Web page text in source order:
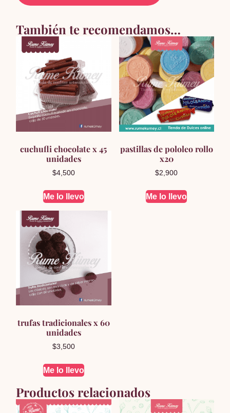
También te recomendamos…
cuchufli chocolate x 45
unidades
$4,500
Me lo llevo
pastillas de pololeo rollo
x20
$2,900
Me lo llevo
trufas tradicionales x 60
unidades
$3,500
Me lo llevo
Productos relacionados